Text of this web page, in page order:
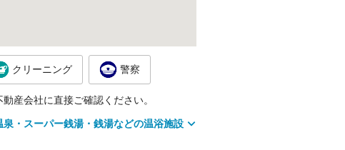
クリーニング 警察
産会社に直接ご確認ください。
泉・スーパー銭湯・銭湯などの温浴施設